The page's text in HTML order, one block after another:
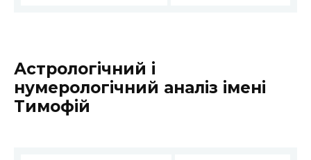
Астрологічний і
нумерологічний аналіз імені
Тимофій